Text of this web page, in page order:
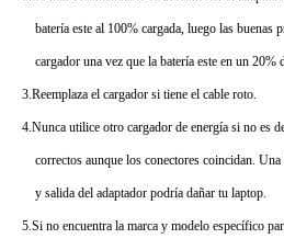
batería este al 100% cargada, luego las buenas
cargador una vez que la batería este en un 20%
3.Reemplaza el cargador si tiene el cable roto.
4.Nunca utilice otro cargador de energía si no es
correctos aunque los conectores coincidan.
y salida del adaptador podría dañar tu laptop.
5.Si no encuentra la marca y modelo específico